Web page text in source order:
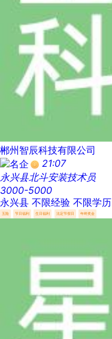
郴州智辰科技有限公司
21:07
永兴县北斗安装技术员
3000-5000
永兴县 不限经验 不限学历
五险 节日福利 生日福利 法定节假日 年终奖金